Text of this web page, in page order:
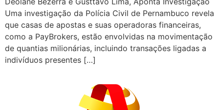
Uma investigação da Polícia Civil de Pernambuco revela
que casas de apostas e suas operadoras financeiras,
como a PayBrokers, estão envolvidas na movimentação
de quantias milionárias, incluindo transações ligadas a
indivíduos presentes […]